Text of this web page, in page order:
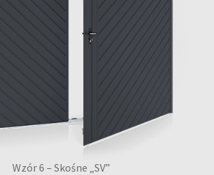
Wzór 6 – Skośne „SV”